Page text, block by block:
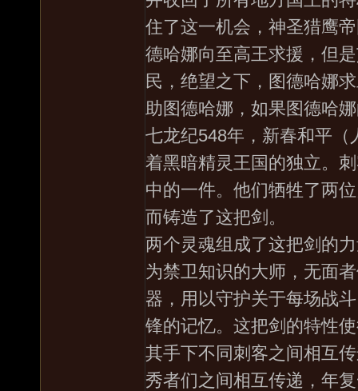
住了这一机会，神圣猎鹰
德哈娜向至高王求援，但
民，绝望之下，图德哈娜
助图德哈娜，如果图德哈
七龙纪548年，新春和平
着黑暗精灵王国的独立。
中的一件。他们牺牲了两
而铸造了这把剑。
两个灵魂组成了这把剑的
为禁卫知识的大师，无面
器，用以守护关于每场战
锋的记忆。这把剑的特性
其手下不同刺客之间相互
秀者们之间相互传递，年